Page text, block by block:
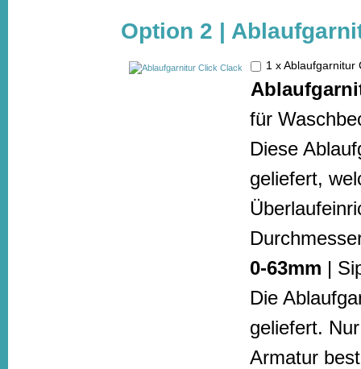
Option 2 |
1 x
für
Diese
geliefert,
0-63mm |
Die
geliefert.
Armatur